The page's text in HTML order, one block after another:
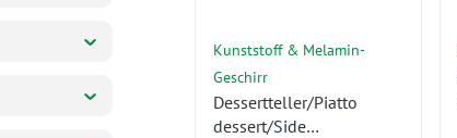
Kunststoff & Melamin-
Geschirr
Dessertteller/Piatto
dessert/Side